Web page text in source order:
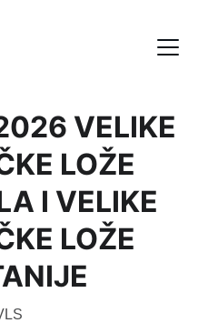
VELIKE
LOŽE
I VELIKE
LOŽE